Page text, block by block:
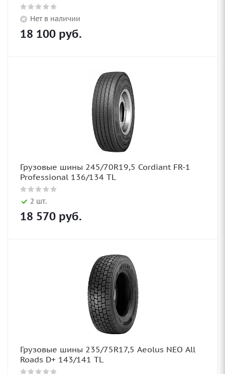
Нет в наличии
18 100 руб.
Грузовые шины 245/70R19,5 Cordiant FR-1
Professional 136/134 TL
2 шт.
18 570 руб.
Грузовые шины 235/75R17,5 Aeolus NEO All
Roads D+ 143/141 TL